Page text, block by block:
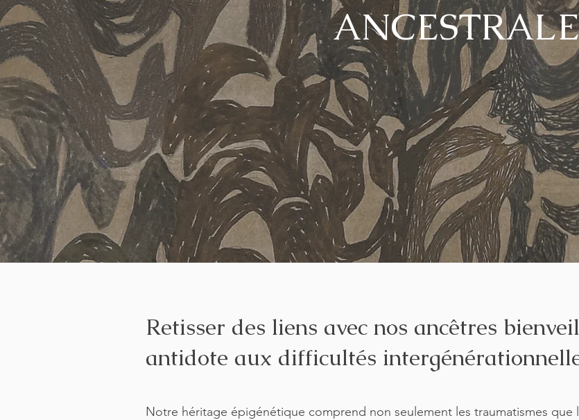
Retisser des liens avec nos ancêtres
antidote aux difficultés
Notre héritage épigénétique comprend non seulement les traumatismes que